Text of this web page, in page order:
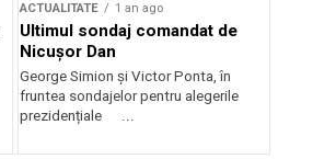
ACTUALITATE 1 an ago
Ultimul sondaj comandat de
Nicușor Dan
George Simion și Victor Ponta, în
fruntea sondajelor pentru alegerile
prezidențiale ...